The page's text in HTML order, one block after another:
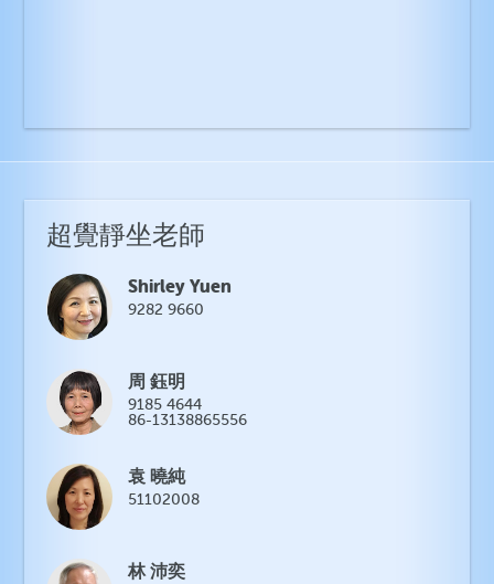
超覺靜坐老師
Shirley Yuen
9282 9660
周 鈺明
9185 4644
86-13138865556
袁 曉純
51102008
林 沛奕